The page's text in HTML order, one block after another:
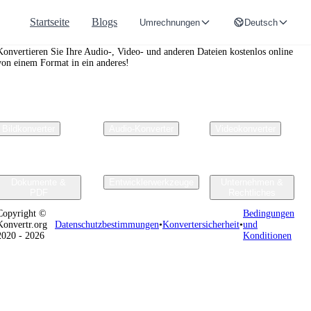
Startseite Blogs Umrechnungen Deutsch
Convertr.org
Sie Ihre Audio-, Video- und anderen Dateien kostenlos online
einem Format in ein anderes!
©
- 2026
Datenschutzbestimmungen•Konvertersicherheit•
Bedingungen
und
Konditionen